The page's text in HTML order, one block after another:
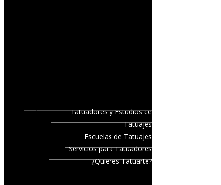
Tatuadores y Estudios de
Tatuajes
Escuelas de Tatuajes
Servicios para Tatuadores
¿Quieres Tatuarte?